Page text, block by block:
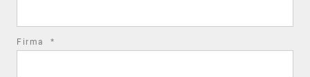
Firma *